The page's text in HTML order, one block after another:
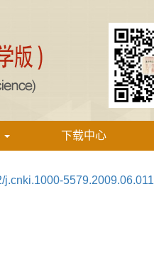
下载中心
j.cnki.1000-5579.2009.06.011